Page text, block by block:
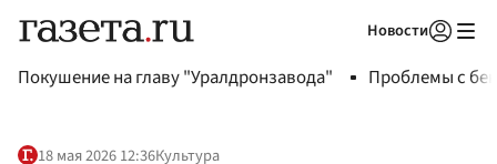
Новости
Покушение на главу "Уралдронзавода" Проблемы с
18 мая 2026 12:36Культура